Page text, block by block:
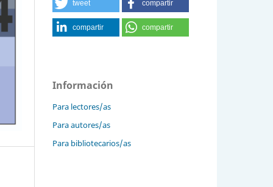
tweet compartir
compartir compartir
Información
Para lectores/as
Para autores/as
Para bibliotecarios/as